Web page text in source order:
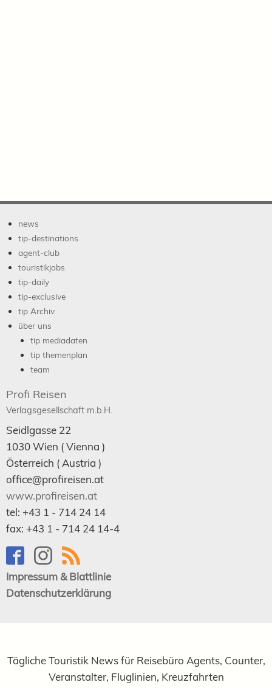
news
tip-destinations
agent-club
touristikjobs
tip-daily
tip-exclusive
tip Archiv
über uns
tip mediadaten
tip themenplan
team
Profi Reisen
Verlagsgesellschaft m.b.H.
Seidlgasse 22
1030Wien ( Vienna )
Österreich (Austria )
office@profireisen.at
www.profireisen.at
tel: +43 1 - 714 24 14
fax: +43 1 - 714 24 14-4
Impressum & Blattlinie
Datenschutzerklärung
Tägliche Touristik News für Reisebüro Agents, Counter,
Veranstalter, Fluglinien, Kreuzfahrten